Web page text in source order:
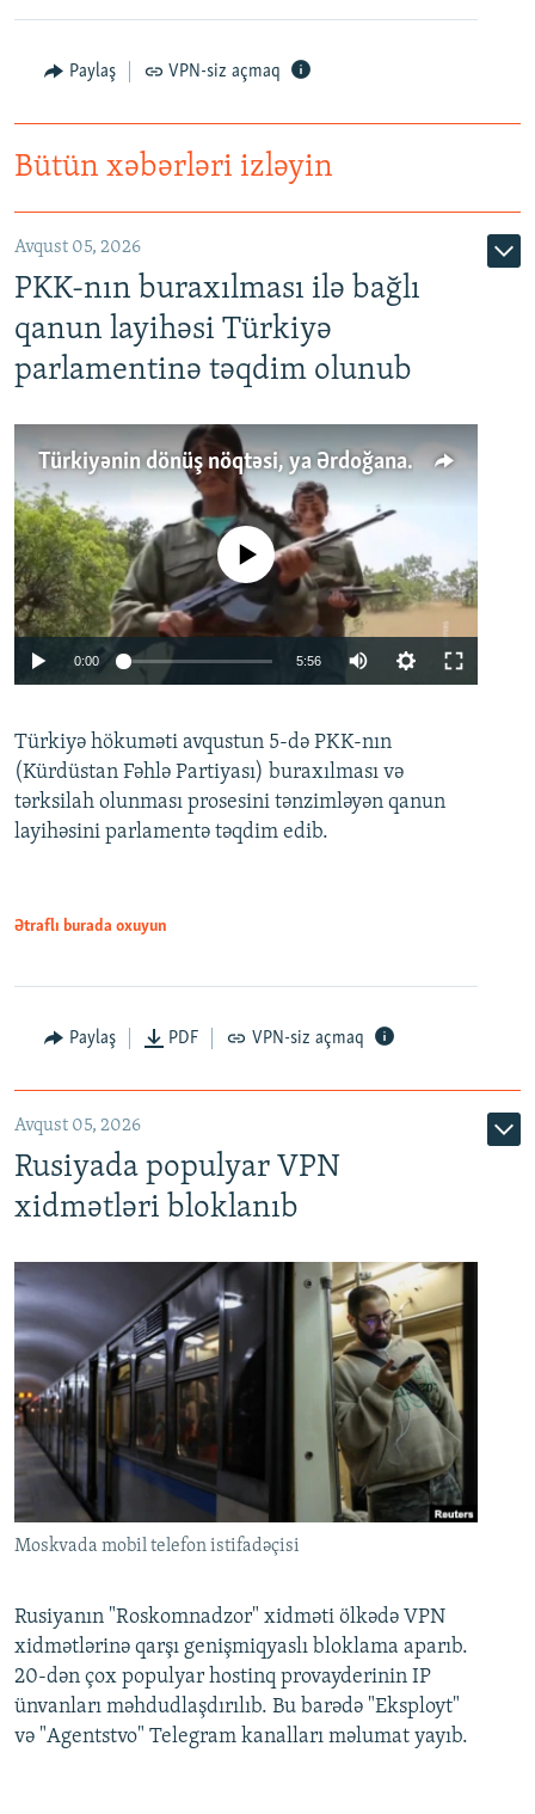
Paylaş VPN-siz açmaq
Bütün xəbərləri izləyin
Avqust 05, 2026
PKK-nın buraxılması ilə bağlı
qanun layihəsi Türkiyə
parlamentinə təqdim olunub
Türkiyənin dönüş nöqtəsi, ya Ərdoğana üçüncü şans: PKK ilə qəfil barışıq nə deməkdir?
Auto 240p 360p 480p
720p 1080p
No media source currently available
0:00 5:56
360p
480p
Türkiyə hökuməti avqustun 5-də PKK-nın
(Kürdüstan Fəhlə Partiyası) buraxılması və
tərksilah olunması prosesini tənzimləyən qanun
layihəsini parlamentə təqdim edib.
Ətraflı burada oxuyun
Paylaş PDF VPN-siz açmaq
Avqust 05, 2026
Rusiyada populyar VPN
xidmətləri bloklanıb
Moskvada mobil telefon istifadəçisi
Rusiyanın "Roskomnadzor" xidməti ölkədə VPN
xidmətlərinə qarşı genişmiqyaslı bloklama aparıb.
20-dən çox populyar hostinq provayderinin IP
ünvanları məhdudlaşdırılıb. Bu barədə "Eksployt"
və "Agentstvo" Telegram kanalları məlumat yayıb.